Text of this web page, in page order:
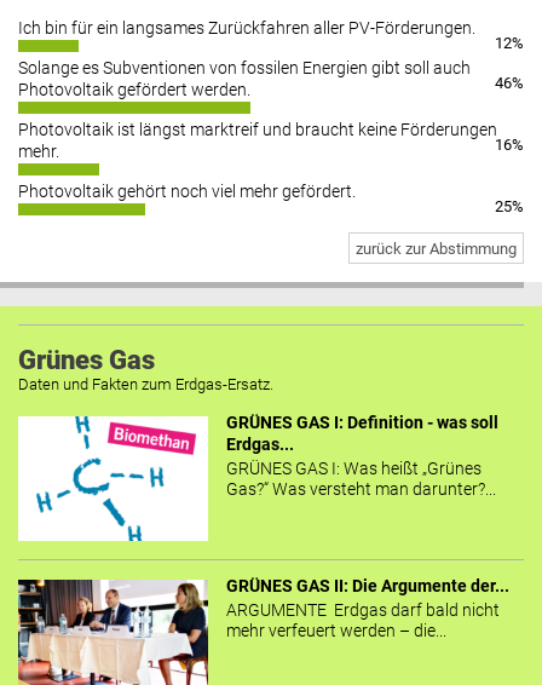
Ich bin für ein langsames Zurückfahren aller PV-Förderungen.
12%
Solange es Subventionen von fossilen Energien gibt soll auch
Photovoltaik gefördert werden.
46%
Photovoltaik ist längst marktreif und braucht keine Förderungen
mehr.
16%
Photovoltaik gehört noch viel mehr gefördert.
25%
zurück zur Abstimmung
Grünes Gas
Daten und Fakten zum Erdgas-Ersatz.
GRÜNES GAS I: Definition - was soll
Erdgas...
GRÜNES GAS I: Was heißt „Grünes
Gas?“ Was versteht man darunter?...
GRÜNES GAS II: Die Argumente der...
ARGUMENTE Erdgas darf bald nicht
mehr verfeuert werden – die...